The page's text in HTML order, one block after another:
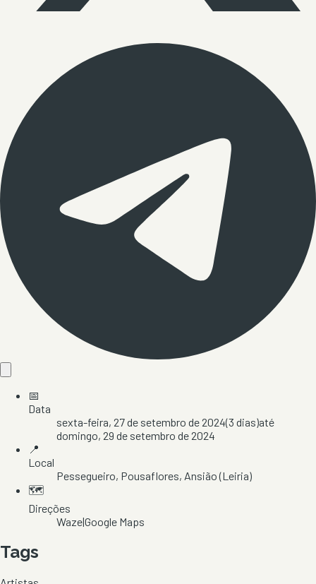
📅
Data
sexta-feira, 27 de setembro de 2024(3 dias)até
domingo, 29 de setembro de 2024
📍
Local
Pessegueiro, Pousaflores, Ansião(Leiria)
🗺️
Direções
Waze|Google Maps
Tags